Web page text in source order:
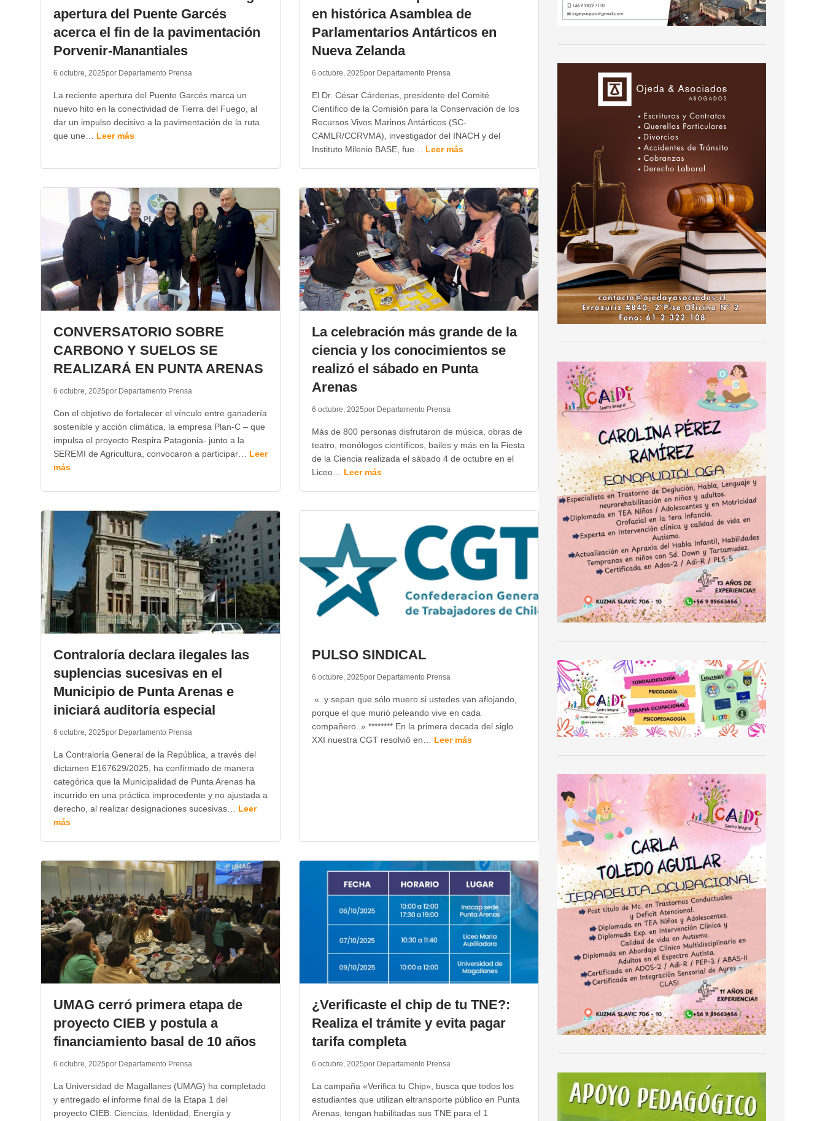
apertura del Puente Garcés
acerca el fin de la pavimentación
Porvenir-Manantiales
6 octubre, 2025por Departamento Prensa
La reciente apertura del Puente Garcés marca un
nuevo hito en la conectividad de Tierra del Fuego, al
dar un impulso decisivo a la pavimentación de la ruta
que une… Leer más
en histórica Asamblea de
Parlamentarios Antárticos en
Nueva Zelanda
6 octubre, 2025por Departamento Prensa
El Dr. César Cárdenas, presidente del Comité
Científico de la Comisión para la Conservación de los
Recursos Vivos Marinos Antárticos (SC-
CAMLR/CCRVMA), investigador del INACH y del
Instituto Milenio BASE, fue… Leer más
CONVERSATORIO SOBRE
CARBONO Y SUELOS SE
REALIZARÁ EN PUNTA ARENAS
6 octubre, 2025por Departamento Prensa
Con el objetivo de fortalecer el vínculo entre ganadería
sostenible y acción climática, la empresa Plan-C – que
impulsa el proyecto Respira Patagonia- junto a la
SEREMI de Agricultura, convocaron a participar… Leer
más
La celebración más grande de la
ciencia y los conocimientos se
realizó el sábado en Punta
Arenas
6 octubre, 2025por Departamento Prensa
Más de 800 personas disfrutaron de música, obras de
teatro, monólogos científicos, bailes y más en la Fiesta
de la Ciencia realizada el sábado 4 de octubre en el
Liceo… Leer más
Contraloría declara ilegales las
suplencias sucesivas en el
Municipio de Punta Arenas e
iniciará auditoría especial
6 octubre, 2025por Departamento Prensa
La Contraloría General de la República, a través del
dictamen E167629/2025, ha confirmado de manera
categórica que la Municipalidad de Punta Arenas ha
incurrido en una práctica improcedente y no ajustada a
derecho, al realizar designaciones sucesivas… Leer
más
PULSO SINDICAL
6 octubre, 2025por Departamento Prensa
«..y sepan que sólo muero si ustedes van aflojando,
porque el que murió peleando vive en cada
compañero..» ******** En la primera decada del siglo
XXI nuestra CGT resolviô en… Leer más
UMAG cerró primera etapa de
proyecto CIEB y postula a
financiamiento basal de 10 años
6 octubre, 2025por Departamento Prensa
La Universidad de Magallanes (UMAG) ha completado
y entregado el informe final de la Etapa 1 del
proyecto CIEB: Ciencias, Identidad, Energía y
¿Verificaste el chip de tu TNE?:
Realiza el trámite y evita pagar
tarifa completa
6 octubre, 2025por Departamento Prensa
La campaña «Verifica tu Chip», busca que todos los
estudiantes que utilizan eltransporte público en Punta
Arenas, tengan habilitadas sus TNE para el 1